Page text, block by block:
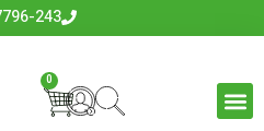
243
0